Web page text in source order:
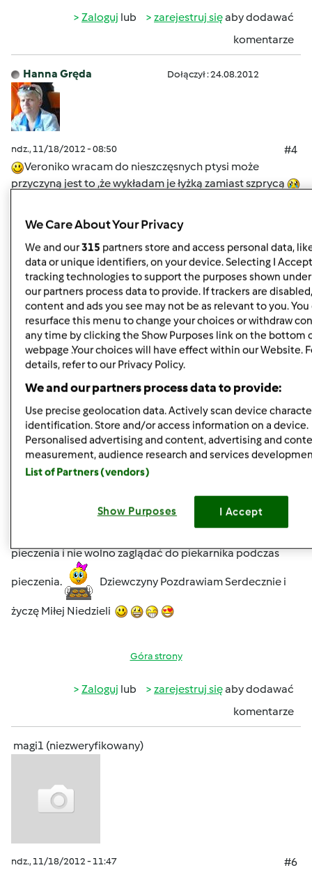
Zaloguj lub zarejestruj sięaby dodawać
komentarze
Hanna Gręda Dołączył : 24.08.2012
ndz., 11/18/2012 - 08:50
#4
Veroniko wracam do nieszczęsnych ptysi może
przyczyną jest to ,że wykładam je łyżką zamiast szprycą
Góra strony
Zalogujlub zarejestruj sięaby dodawać
komentarze
Grażyna Kamińska Dołączył : 07.10.2011
ndz., 11/18/2012 - 10:59
#5
Kocica życzę udanej zabawy w gronie najbliższych
Pozdrowienia dla męża .Buziaczki
Haniu to nie ma znaczenia czym nakładasz
pieczenia i nie wolno zaglądać do piekarnika podczas
pieczenia. Dziewczyny Pozdrawiam Serdecznie i
życzę Miłej Niedzieli
Góra strony
Zaloguj lub zarejestruj sięaby dodawać
komentarze
magi1 (niezweryfikowany)
ndz., 11/18/2012 - 11:47 #6
We Care About Your Privacy
We and our315 partners store and access personal data,
data or unique identifiers, on your device. Selecting I
tracking technologies to support the purposes shown
our partners process data to provide. If trackers are
content and ads you see may not be as relevant to you. You
resurface this menu to change your choices or withdraw
any time by clicking the Show Purposes link on the bottom
webpage .Your choices will have effect within our Website.
details, refer to our Privacy Policy.
We and our partners process data to provide:
Use precise geolocation data. Actively scan device
identification. Store and/or access information on a device.
Personalised advertising and content, advertising and
measurement, audience research and services
List of Partners (vendors)
Show Purposes I Accept